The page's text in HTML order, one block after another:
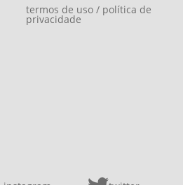
termos de uso / política de
privacidade